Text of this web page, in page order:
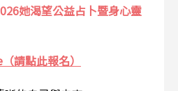
她渴望公益占卜暨身心靈
請點此報名）